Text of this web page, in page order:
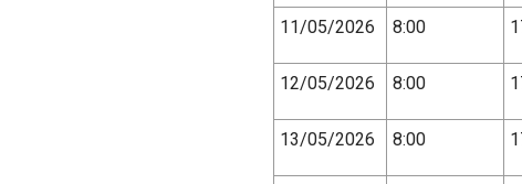
11/05/2026 8:00
12/05/2026 8:00
13/05/2026 8:00